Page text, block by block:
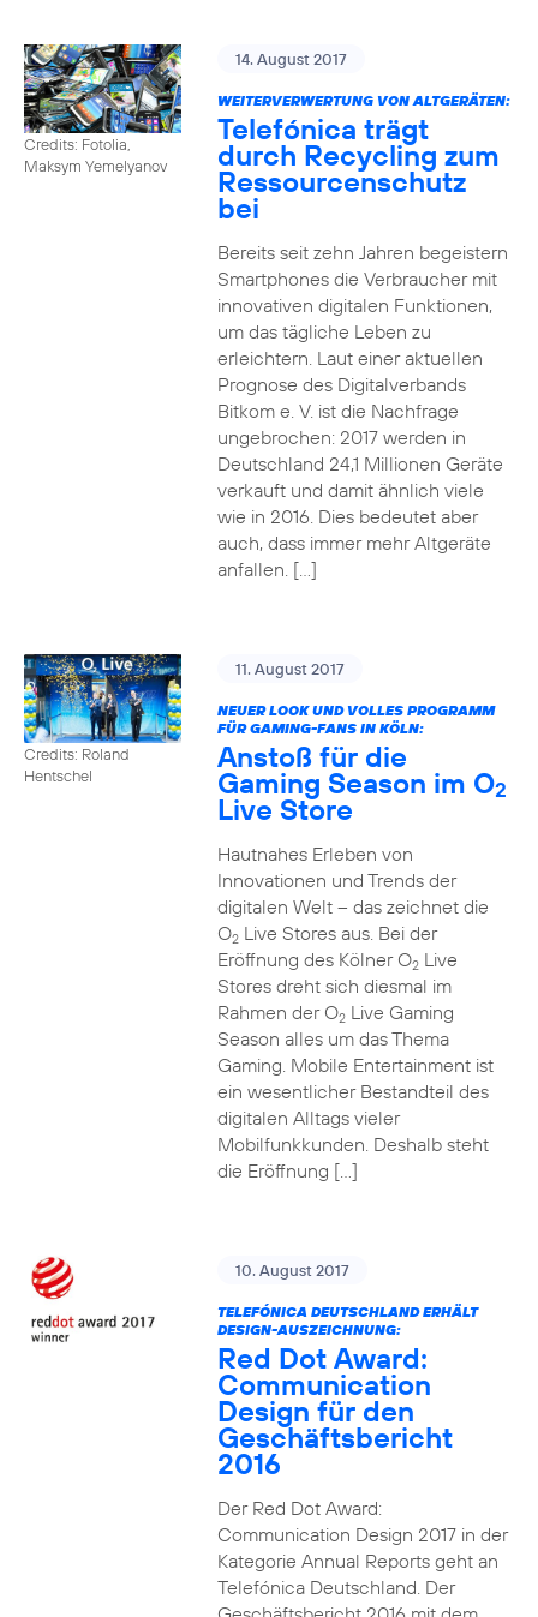
Credits: Fotolia,
Maksym Yemelyanov
14. August 2017
WEITERVERWERTUNG VON ALTGERÄTEN:
Telefónica trägt
durch Recycling zum
Ressourcenschutz
bei
Bereits seit zehn Jahren begeistern
Smartphones die Verbraucher mit
innovativen digitalen Funktionen,
um das tägliche Leben zu
erleichtern. Laut einer aktuellen
Prognose des Digitalverbands
Bitkom e. V. ist die Nachfrage
ungebrochen: 2017 werden in
Deutschland 24,1 Millionen Geräte
verkauft und damit ähnlich viele
wie in 2016. Dies bedeutet aber
auch, dass immer mehr Altgeräte
anfallen. […]
Credits: Roland
Hentschel
11. August 2017
NEUER LOOK UND VOLLES PROGRAMM
FÜR GAMING-FANS IN KÖLN:
Anstoß für die
Gaming Season im O2
Live Store
Hautnahes Erleben von
Innovationen und Trends der
digitalen Welt – das zeichnet die
O2Live Stores aus. Bei der
Eröffnung des Kölner O2Live
Stores dreht sich diesmal im
Rahmen der O2Live Gaming
Season alles um das Thema
Gaming. Mobile Entertainment ist
ein wesentlicher Bestandteil des
digitalen Alltags vieler
Mobilfunkkunden. Deshalb steht
die Eröffnung […]
10. August 2017
TELEFÓNICA DEUTSCHLAND ERHÄLT
DESIGN-AUSZEICHNUNG:
Red Dot Award:
Communication
Design für den
Geschäftsbericht
2016
Der Red Dot Award:
Communication Design 2017 in der
Kategorie Annual Reports geht an
Telefónica Deutschland. Der